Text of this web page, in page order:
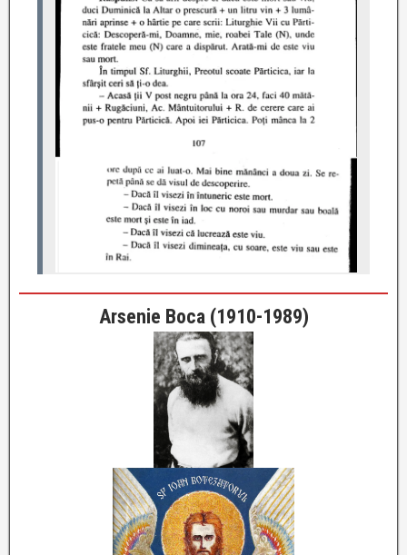
Arsenie Boca (1910-1989)